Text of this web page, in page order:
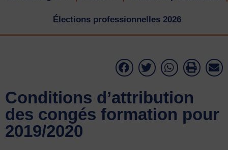
Élections professionnelles 2026
Conditions d’attribution
des congés formation pour
2019/2020